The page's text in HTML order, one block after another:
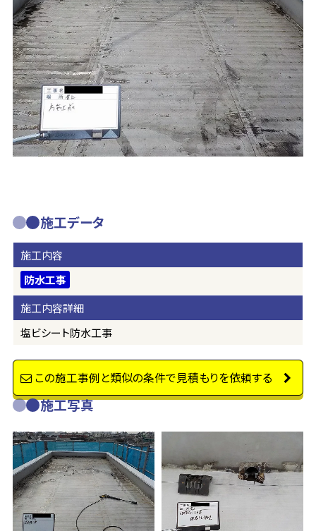
施工データ
施工内容
防水工事
施工内容詳細
塩ビシート防水工事
この施工事例と類似の条件で見積もりを依頼する
施工写真